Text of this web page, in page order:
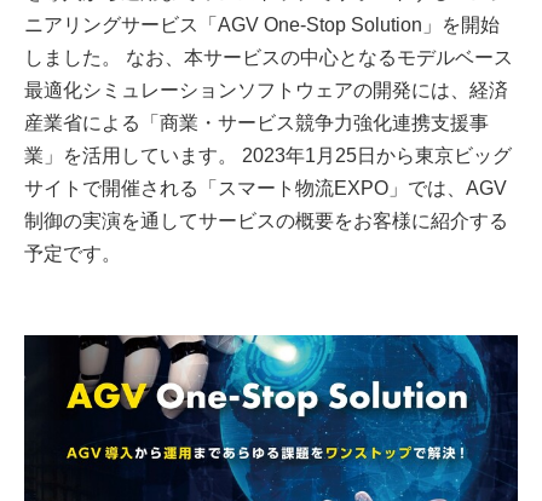
ニアリングサービス「AGV One-Stop Solution」を開始
しました。 なお、本サービスの中心となるモデルベース
最適化シミュレーションソフトウェアの開発には、経済
産業省による「商業・サービス競争力強化連携支援事
業」を活用しています。 2023年1月25日から東京ビッグ
サイトで開催される「スマート物流EXPO」では、AGV
制御の実演を通してサービスの概要をお客様に紹介する
予定です。